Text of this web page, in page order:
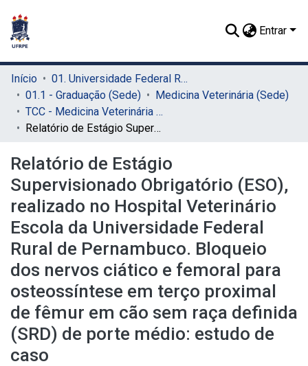
Entrar
Início
01. Universidade Federal Rural de Pernambuco - UFRPE (Sede)
01.1 - Graduação (Sede)
Medicina Veterinária (Sede)
TCC - Medicina Veterinária (Sede)
Relatório de Estágio Supervisionado Obrigatório (ESO), realizado no Hospital Veterinário Escola da Universidade Federal Rural de Pernambuco. Bloqueio dos nervos ciático e femoral para osteossíntese em terço proximal de fêmur em cão sem raça definida (SRD) de porte médio: estudo de caso
Relatório de Estágio
Supervisionado Obrigatório (ESO),
realizado no Hospital Veterinário
Escola da Universidade Federal
Rural de Pernambuco. Bloqueio
dos nervos ciático e femoral para
osteossíntese em terço proximal
de fêmur em cão sem raça definida
(SRD) de porte médio: estudo de
caso